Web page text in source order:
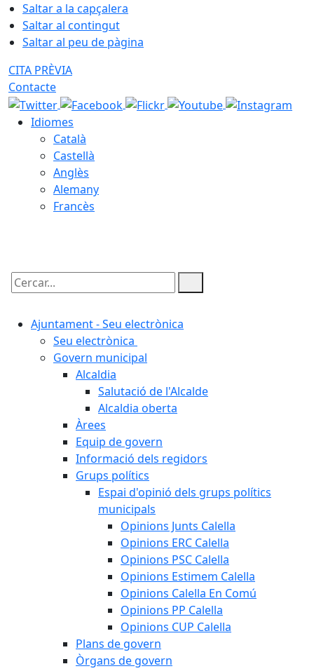
Saltar a la capçalera
Saltar al contingut
Saltar al peu de pàgina
CITA PRÈVIA
Contacte
Idiomes
Català
Castellà
Anglès
Alemany
Francès
Cercar:
Ajuntament - Seu electrònica
Seu electrònica
Govern municipal
Alcaldia
Salutació de l'Alcalde
Alcaldia oberta
Àrees
Equip de govern
Informació dels regidors
Grups polítics
Espai d'opinió dels grups polítics
municipals
Opinions Junts Calella
Opinions ERC Calella
Opinions PSC Calella
Opinions Estimem Calella
Opinions Calella En Comú
Opinions PP Calella
Opinions CUP Calella
Plans de govern
Òrgans de govern